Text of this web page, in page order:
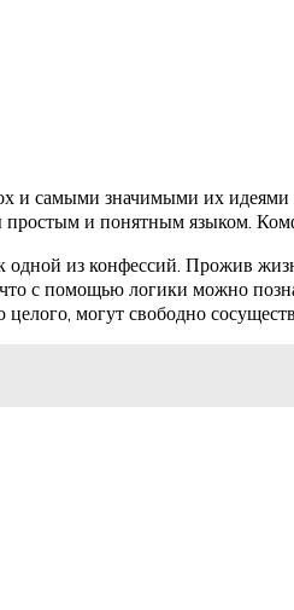
самыми значимыми их идеями
и понятным языком.
из конфессий. Прожив
с помощью логики можно
могут свободно